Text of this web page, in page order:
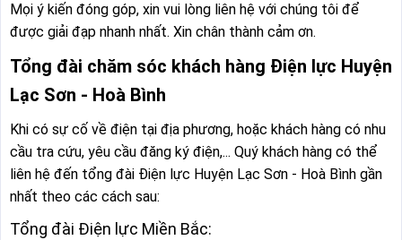
Mọi ý kiến đóng góp, xin vui lòng liên hệ với chúng tôi để
được giải đạp nhanh nhất. Xin chân thành cảm ơn.
Tổng đài chăm sóc khách hàng Điện lực Huyện
Lạc Sơn - Hoà Bình
Khi có sự cố về điện tại địa phương, hoặc khách hàng có nhu
cầu tra cứu, yêu cầu đăng ký điện,... Quý khách hàng có thể
liên hệ đến tổng đài Điện lực Huyện Lạc Sơn - Hoà Bình gần
nhất theo các cách sau:
Tổng đài Điện lực Miền Bắc: